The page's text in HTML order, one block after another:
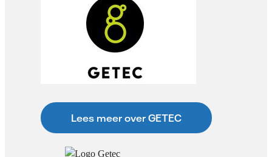
Lees meer over GETEC